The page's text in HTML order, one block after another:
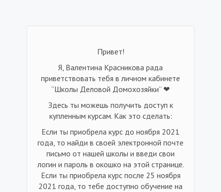
Привет!
Я, Валентина Красникова рада
приветствовать тебя в личном кабинете
“Школы Деловой Домохозяйки” ❤
Здесь ты можешь получить доступ к
купленным курсам. Как это сделать:
Если ты приобрела курс до ноября 2021
года, то найди в своей электронной почте
письмо от нашей школы и введи свои
логин и пароль в окошко на этой странице.
Если ты приобрела курс после 25 ноября
2021 года, то тебе доступно обучение на